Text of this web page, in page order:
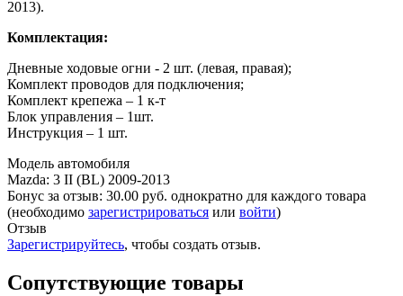
2013).
Комплектация:
Дневные ходовые огни - 2 шт. (левая, правая);
Комплект проводов для подключения;
Комплект крепежа – 1 к-т
Блок управления – 1шт.
Инструкция – 1 шт.
Модель автомобиля
Mazda: 3 II (BL) 2009-2013
Бонус за отзыв: 30.00 руб. однократно для каждого товара
(необходимо зарегистрироваться или войти)
Отзыв
Зарегистрируйтесь, чтобы создать отзыв.
Сопутствующие товары